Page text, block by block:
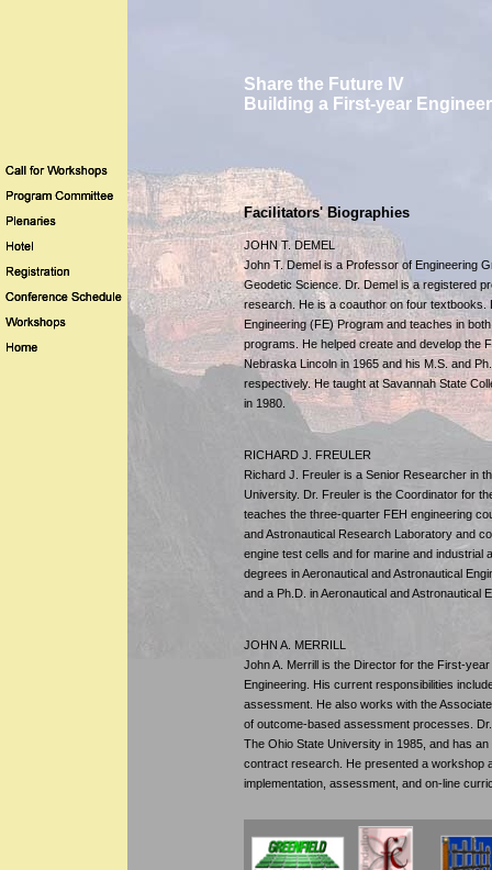
Share the Future IV
Building a First-year
Facilitators' Biographies
JOHN T. DEMEL
John T. Demel is a Professor of Engineering
Geodetic Science. Dr. Demel is a registered
research. He is a coauthor on four
Engineering (FE) Program and teaches in
programs. He helped create and develop the
Nebraska Lincoln in 1965 and his M.S. and
respectively. He taught at Savannah State
in 1980.
RICHARD J. FREULER
Richard J. Freuler is a Senior Researcher in
University. Dr. Freuler is the Coordinator for
teaches the three-quarter FEH engineering
and Astronautical Research Laboratory and
engine test cells and for marine and industrial
degrees in Aeronautical and Astronautical
and a Ph.D. in Aeronautical and Astronautical
JOHN A. MERRILL
John A. Merrill is the Director for the First-
Engineering. His current responsibilities
assessment. He also works with the
of outcome-based assessment processes.
The Ohio State University in 1985, and has
contract research. He presented a workshop
implementation, assessment, and on-line